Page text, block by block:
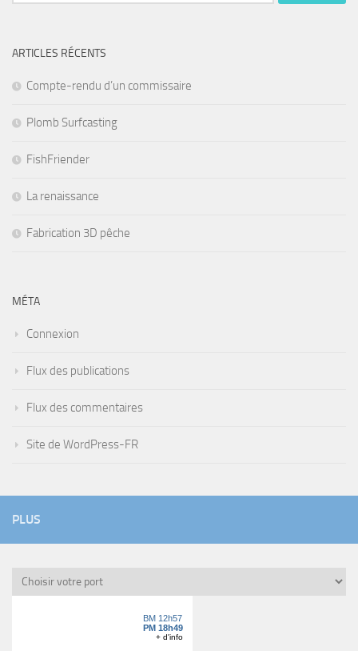
ARTICLES RÉCENTS
Compte-rendu d’un commissaire
Plomb Surfcasting
FishFriender
La renaissance
Fabrication 3D pêche
MÉTA
Connexion
Flux des publications
Flux des commentaires
Site de WordPress-FR
PLUS